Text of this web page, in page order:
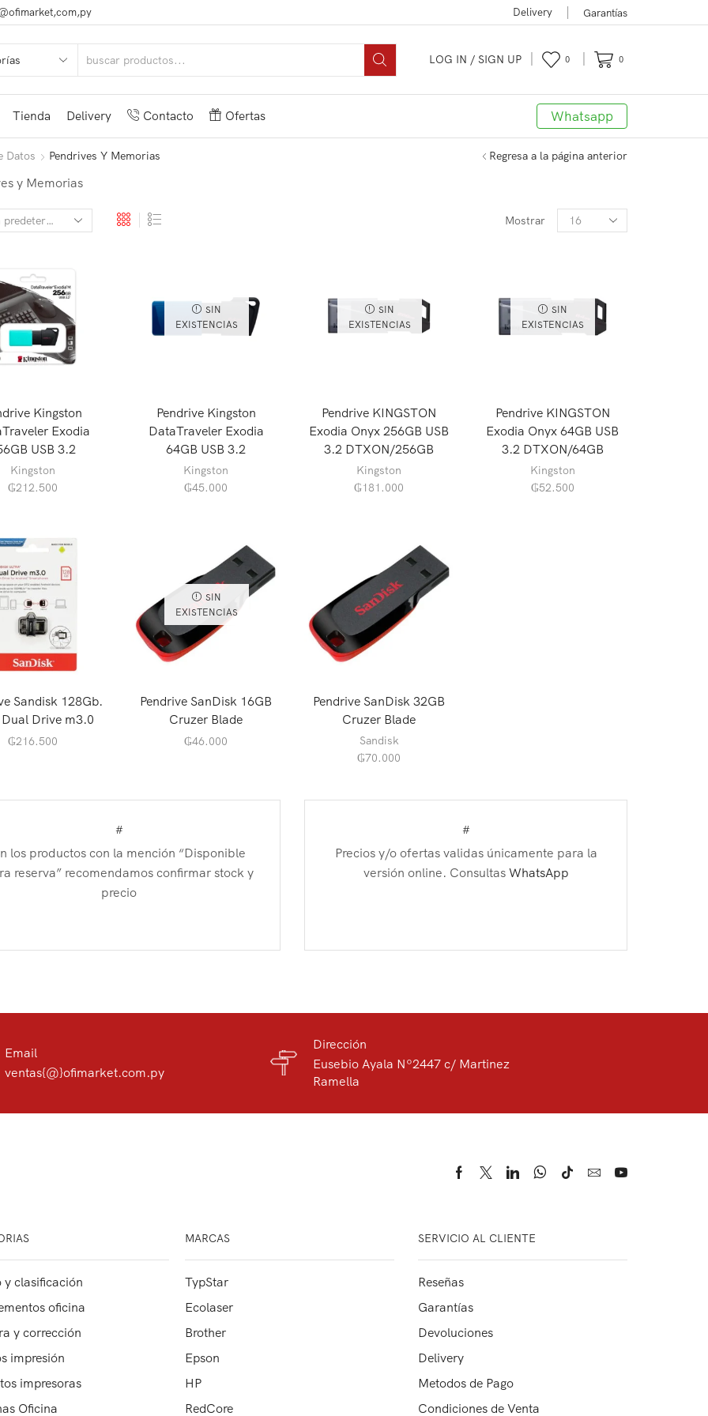
Delivery Garantías
LOG IN / SIGN UP 0 0
Tienda Delivery Contacto Ofertas Whatsapp
Datos Pendrives Y Memorias Regresa a la página anterior
y Memorias
Mostrar
Kingston
Exodia
USB 3.2
Kingston
₲212.500
SIN
EXISTENCIAS
Pendrive Kingston
DataTraveler Exodia
64GB USB 3.2
Kingston
₲45.000
SIN
EXISTENCIAS
Pendrive KINGSTON
Exodia Onyx 256GB USB
3.2 DTXON/256GB
Kingston
₲181.000
SIN
EXISTENCIAS
Pendrive KINGSTON
Exodia Onyx 64GB USB
3.2 DTXON/64GB
Kingston
₲52.500
Sandisk 128Gb.
Drive m3.0
₲216.500
SIN
EXISTENCIAS
Pendrive SanDisk 16GB
Cruzer Blade
₲46.000
Pendrive SanDisk 32GB
Cruzer Blade
Sandisk
₲70.000
#
los productos con la mención “Disponible
reserva” recomendamos confirmar stock y
precio
#
Precios y/o ofertas validas únicamente para la
versión online. Consultas WhatsApp
Email
ventas{@}ofimarket.com.py
Dirección
Eusebio Ayala Nº2447 c/ Martinez
Ramella
y clasificación
oficina
y corrección
impresión
impresoras
Oficina
MARCAS
TypStar
Ecolaser
Brother
Epson
HP
RedCore
SERVICIO AL CLIENTE
Reseñas
Garantías
Devoluciones
Delivery
Metodos de Pago
Condiciones de Venta